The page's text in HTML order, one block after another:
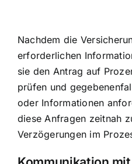
Nachdem die
erforderlichen
sie den Antrag auf
prüfen und
oder Informationen
diese Anfragen zeitnah
Verzögerungen im